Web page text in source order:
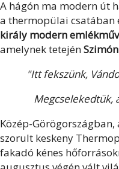
A hágón ma modern út
a thermopülai csatában
király modern
amelynek tetején
"Itt fekszünk,
Megcselekedtük,
Közép-
szorult keskeny
fakadó kénes